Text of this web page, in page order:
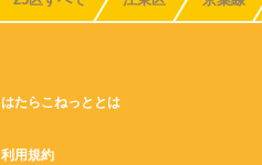
はたらこねっととは
利用規約